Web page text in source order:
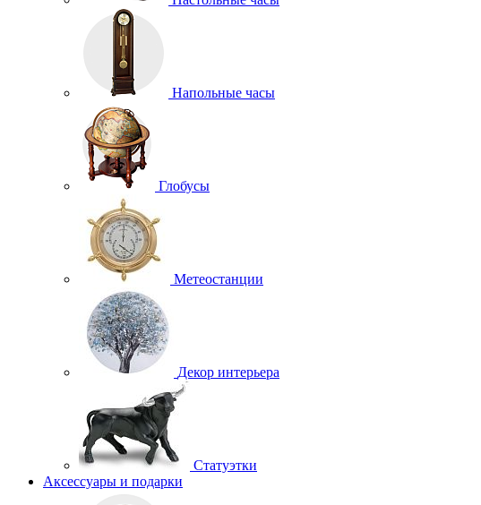
Напольные часы
Глобусы
Метеостанции
Декор интерьера
Статуэтки
Аксессуары и подарки